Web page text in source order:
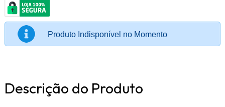
Produto Indisponível no Momento
Descrição do Produto